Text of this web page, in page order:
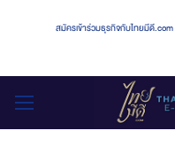
สมัครเข้าร่วมธุรกิจกับไทยมีดี.com